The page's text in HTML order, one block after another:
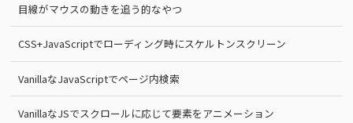
目線がマウスの動きを追う的なやつ
CSS+JavaScriptでローディング時にスケルトンスクリーン
VanillaなJavaScriptでページ内検索
VanillaなJSでスクロールに応じて要素をアニメーション